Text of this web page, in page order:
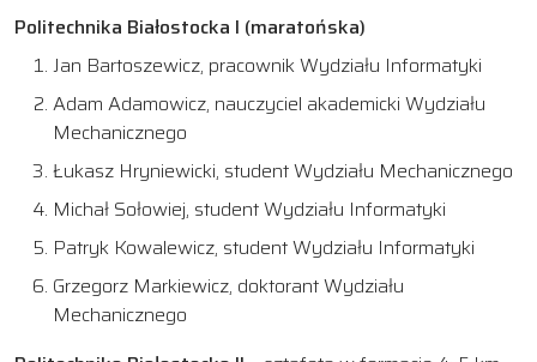
Politechnika Białostocka I (maratońska)
Jan Bartoszewicz, pracownik Wydziału Informatyki
Adam Adamowicz, nauczyciel akademicki Wydziału
Mechanicznego
Łukasz Hryniewicki, student Wydziału Mechanicznego
Michał Sołowiej, student Wydziału Informatyki
Patryk Kowalewicz, student Wydziału Informatyki
Grzegorz Markiewicz, doktorant Wydziału
Mechanicznego